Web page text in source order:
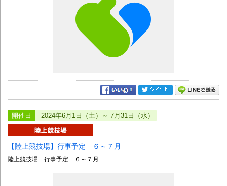
開催日 2024年6月1日（土）～ 7月31日（水）
【陸上競技場】行事予定 ６～７月
陸上競技場 行事予定 ６～７月